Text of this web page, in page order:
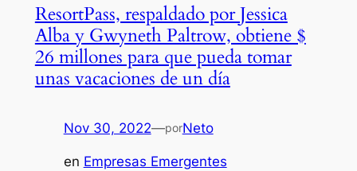
ResortPass, respaldado por Jessica
Alba y Gwyneth Paltrow, obtiene $
26 millones para que pueda tomar
unas vacaciones de un día
Nov 30, 2022—porNeto
en Empresas Emergentes